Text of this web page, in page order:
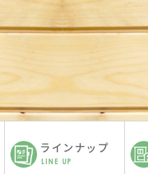
ラインナップ
LINE UP